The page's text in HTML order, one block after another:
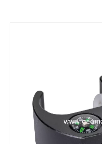
Lăng kính tròn (5',mạ đồng)